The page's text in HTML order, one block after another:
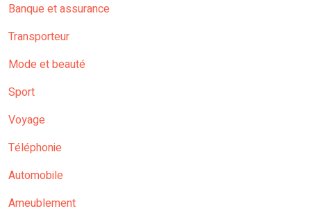
Banque et assurance
Transporteur
Mode et beauté
Sport
Voyage
Téléphonie
Automobile
Ameublement